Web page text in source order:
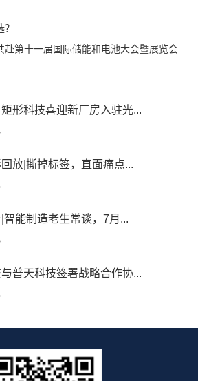
赴第十一届国际储能和电池大会暨展览会
矩形科技喜迎新厂房入驻光...
放|撕掉标签，直面痛点...
智能制造老生常谈，7月...
普天科技签署战略合作协...